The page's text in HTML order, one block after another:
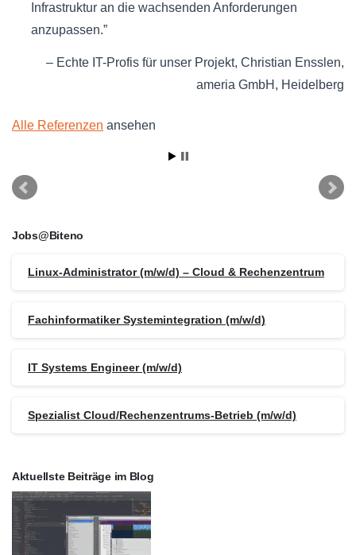
Infrastruktur an die wachsenden Anforderungen
anzupassen.
Echte IT-Profis für unser Projekt Christian Ensslen
ameria GmbH
Heidelberg
Alle Referenzen ansehen
Jobs@Biteno
Linux-Administrator (m/w/d) – Cloud & Rechenzentrum
Fachinformatiker Systemintegration (m/w/d)
IT Systems Engineer (m/w/d)
Spezialist Cloud/Rechenzentrums-Betrieb (m/w/d)
Aktuellste Beiträge im Blog